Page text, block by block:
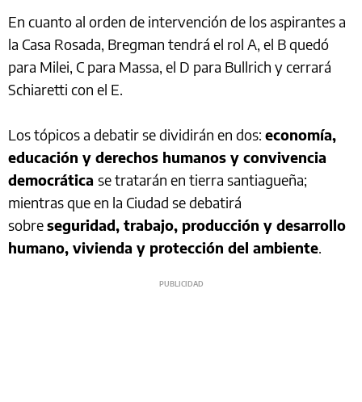
En cuanto al orden de intervención de los aspirantes a
la Casa Rosada, Bregman tendrá el rol A, el B quedó
para Milei, C para Massa, el D para Bullrich y cerrará
Schiaretti con el E.
Los tópicos a debatir se dividirán en dos: economía,
educación y derechos humanos y convivencia
democrática se tratarán en tierra santiagueña;
mientras que en la Ciudad se debatirá
sobreseguridad, trabajo, producción y desarrollo
humano, vivienda y protección del ambiente.